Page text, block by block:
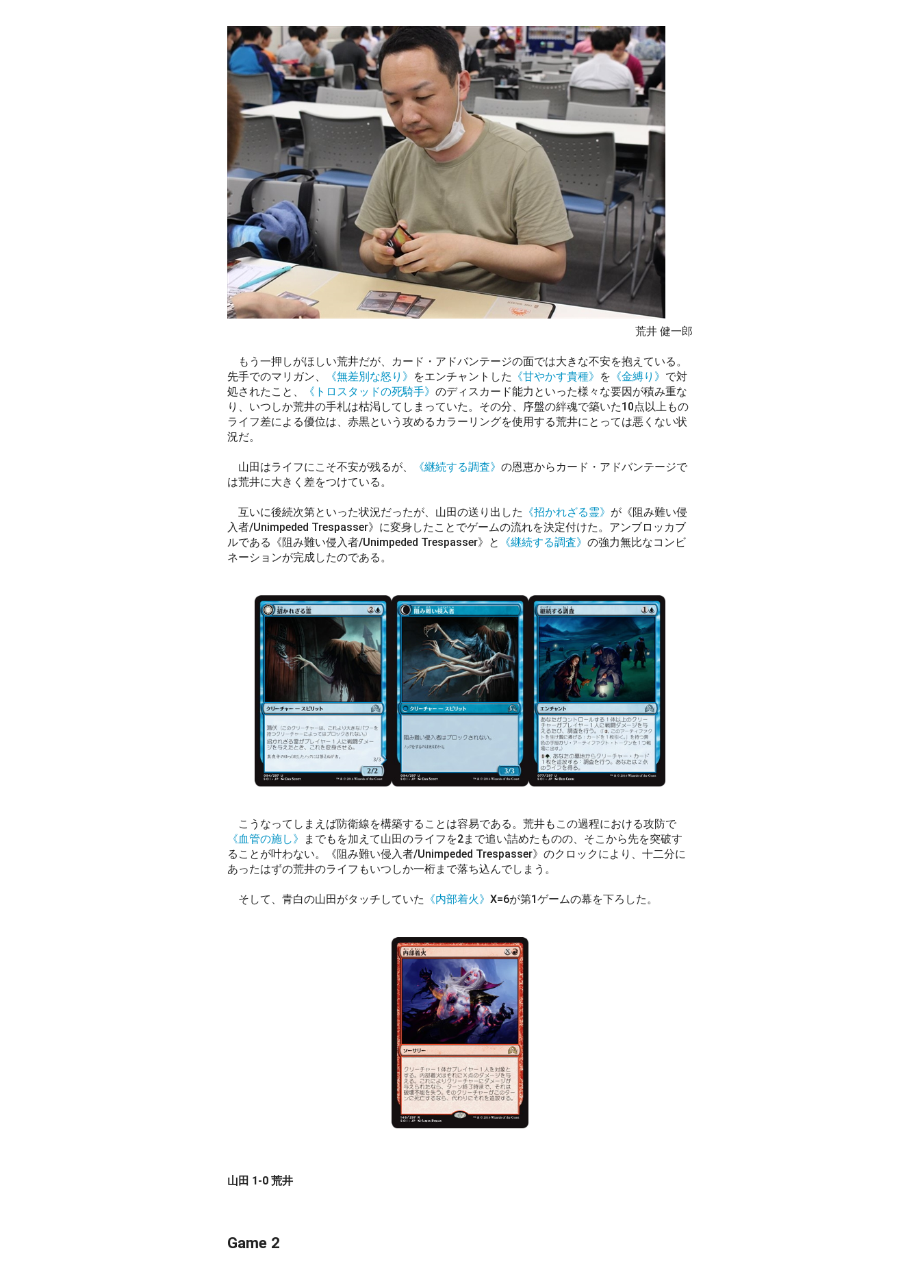
荒井 健一郎
もう一押しがほしい荒井だが、カード・アドバンテージの面では大きな不安を抱えている。
先手でのマリガン、
《無差別な怒り》 をエンチャントした 《甘やかす貴種》 を 《金縛り》 で対
処されたこと、
《トロスタッドの死騎手》 のディスカード能力といった様々な要因が積み重な
り、いつしか荒井の手札は枯渇してしまっていた。その分、序盤の絆魂で築いた10点以上もの
ライフ差による優位は、赤黒という攻めるカラーリングを使用する荒井にとっては悪くない状
況だ。
山田はライフにこそ不安が残るが、 《継続する調査》 の恩恵からカード・アドバンテージで
は荒井に大きく差をつけている。
互いに後続次第といった状況だったが、山田の送り出した 《招かれざる霊》 が《阻み難い侵
入者/Unimpeded Trespasser》に変身したことでゲームの流れを決定付けた。アンブロッカブ
ルである《阻み難い侵入者/Unimpeded Trespasser》と
《継続する調査》 の強力無比なコンビ
ネーションが完成したのである。
こうなってしまえば防衛線を構築することは容易である。荒井もこの過程における攻防で
《血管の施し》
までもを加えて山田のライフを2まで追い詰めたものの、そこから先を突破す
ることが叶わない。《阻み難い侵入者/Unimpeded Trespasser》のクロックにより、十二分に
あったはずの荒井のライフもいつしか一桁まで落ち込んでしまう。
そして、青白の山田がタッチしていた 《内部着火》 X=6が第1ゲームの幕を下ろした。
山田 1-0 荒井
Game 2